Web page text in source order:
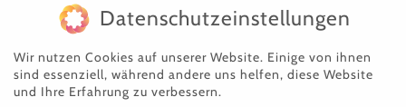
Kastriert: ja
Geimpft (Rcp):
Entwurmt/entfloht:
Chip/Tattoo : ja
Datenschutzeinstellungen
Wir nutzen Cookies auf unserer Website. Einige von ihnen
sind essenziell, während andere uns helfen, diese Website
und Ihre Erfahrung zu verbessern.